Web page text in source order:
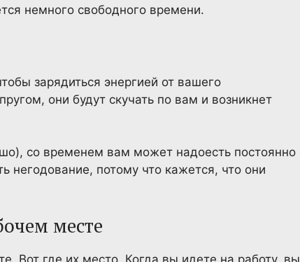
немного свободного времени.
зарядиться энергией от вашего
они будут скучать по вам и возникнет
со временем вам может надоесть постоянно
негодование, потому что кажется, что они
месте
Вот где их место. Когда вы идете на работу, вы